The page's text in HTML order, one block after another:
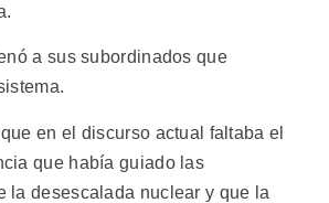
a sus subordinados que
en el discurso actual faltaba el
que había guiado las
la desescalada nuclear y que la